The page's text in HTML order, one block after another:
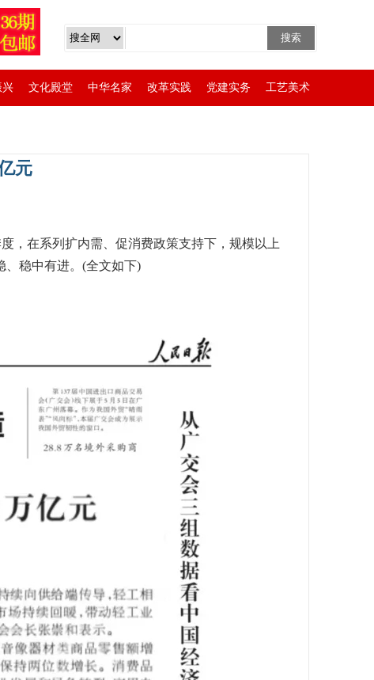
兴 文化殿堂 中华名家 改革实践 党建实务 工艺美术
元
在系列扩内需、促消费政策支持下，规模以上
、稳中有进。(全文如下)